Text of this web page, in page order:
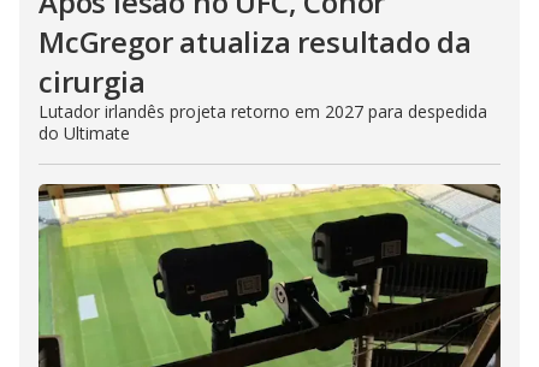
McGregor atualiza resultado da
cirurgia
Lutador irlandês projeta retorno em 2027 para despedida
do Ultimate